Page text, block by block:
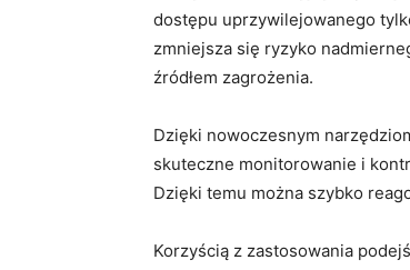
dostępu⁤ uprzywilejowanego
zmniejsza się ryzyko‍
źródłem zagrożenia.
Dzięki nowoczesnym
skuteczne monitorowanie i
Dzięki temu można szybko
Korzyścią z zastosowania